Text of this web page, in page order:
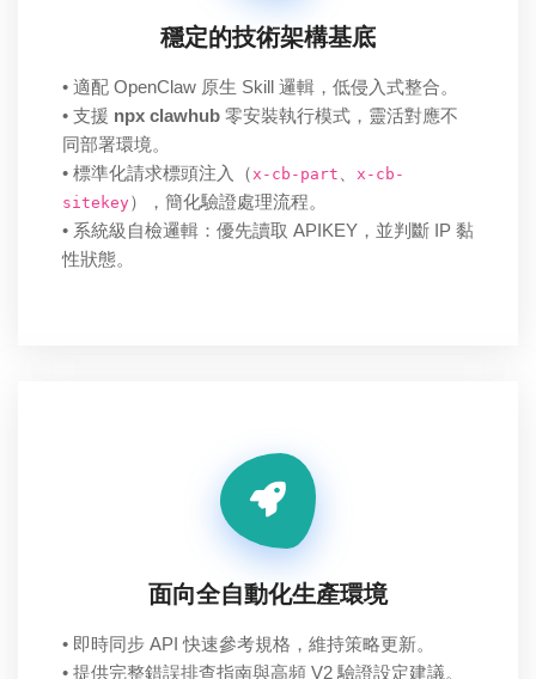
穩定的技術架構基底
• 適配 OpenClaw 原生 Skill 邏輯，低侵入式整合。
• 支援 npx clawhub 零安裝執行模式，靈活對應不
同部署環境。
• 標準化請求標頭注入（x-cb-part
x-cb-
sitekey），簡化驗證處理流程。
• 系統級自檢邏輯：優先讀取 APIKEY，並判斷 IP 黏
性狀態。
面向全自動化生產環境
• 即時同步 API 快速參考規格，維持策略更新。
• 提供完整錯誤排查指南與高頻 V2 驗證設定建議。